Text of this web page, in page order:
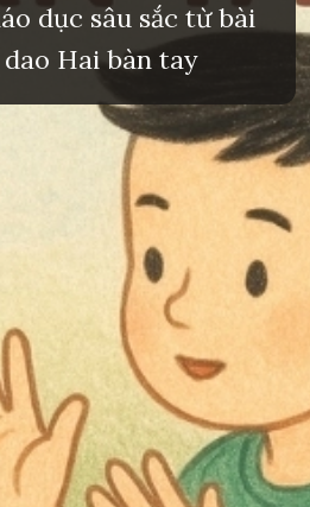
dục sâu sắc từ bài
Hai bàn tay